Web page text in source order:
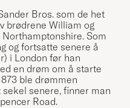
Bros. som de het
brødrene William og
Som
og fortsatte senere å
i London før han
en drøm om å starte
ble drømmen
senere, finner man
Road.